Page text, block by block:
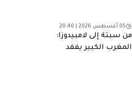
05 أغسطس 2026 | 20:40
من سبتة إلى لامبيدوزا:
المغرب الكبير يفقد